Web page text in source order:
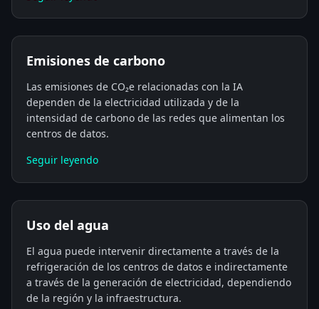
Emisiones de carbono
Las emisiones de CO₂e relacionadas con la IA
dependen de la electricidad utilizada y de la
intensidad de carbono de las redes que alimentan los
centros de datos.
Seguir leyendo
Uso del agua
El agua puede intervenir directamente a través de la
refrigeración de los centros de datos e indirectamente
a través de la generación de electricidad, dependiendo
de la región y la infraestructura.